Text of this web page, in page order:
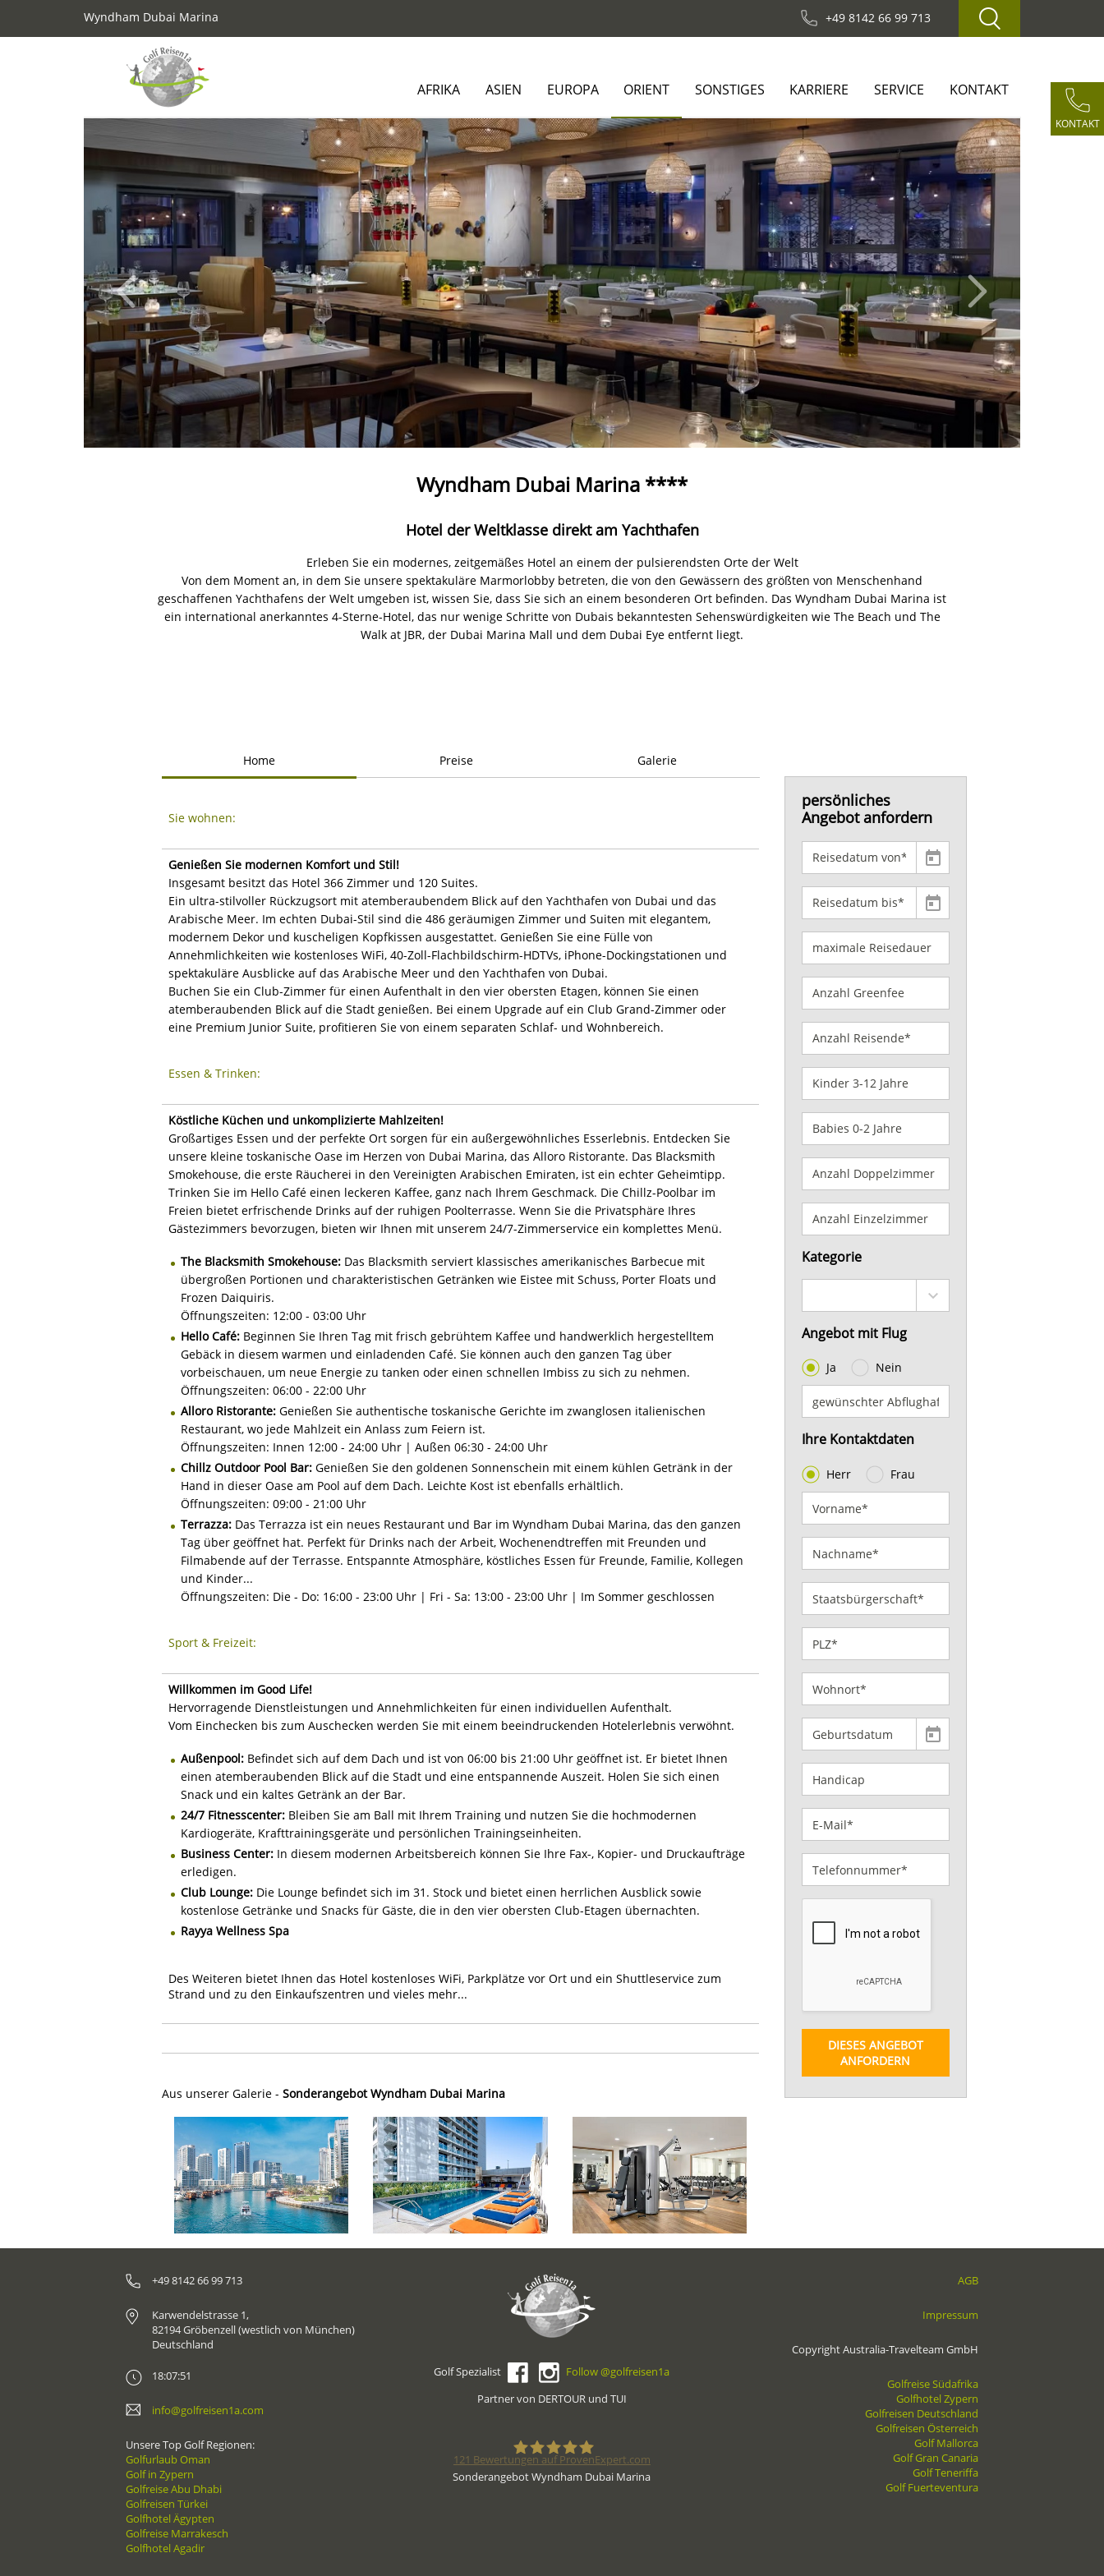
Wyndham Dubai Marina +49 8142 66 99 713
KONTAKT
AFRIKA ASIEN EUROPA ORIENT SONSTIGES KARRIERE SERVICE KONTAKT
Previous Next
Wyndham Dubai Marina ****
Hotel der Weltklasse direkt am Yachthafen
Erleben Sie ein modernes, zeitgemäßes Hotel an einem der pulsierendsten Orte der Welt
Von dem Moment an, in dem Sie unsere spektakuläre Marmorlobby betreten, die von den Gewässern des größten von Menschenhand
geschaffenen Yachthafens der Welt umgeben ist, wissen Sie, dass Sie sich an einem besonderen Ort befinden. Das Wyndham Dubai Marina ist
ein international anerkanntes 4-Sterne-Hotel, das nur wenige Schritte von Dubais bekanntesten Sehenswürdigkeiten wie The Beach und The
Walk at JBR, der Dubai Marina Mall und dem Dubai Eye entfernt liegt.
Home Preise Galerie
Sie wohnen:
Genießen Sie modernen Komfort und Stil!
Insgesamt besitzt das Hotel 366 Zimmer und 120 Suites.
Ein ultra-stilvoller Rückzugsort mit atemberaubendem Blick auf den Yachthafen von Dubai und das
Arabische Meer. Im echten Dubai-Stil sind die 486 geräumigen Zimmer und Suiten mit elegantem,
modernem Dekor und kuscheligen Kopfkissen ausgestattet. Genießen Sie eine Fülle von
Annehmlichkeiten wie kostenloses WiFi, 40-Zoll-Flachbildschirm-HDTVs, iPhone-Dockingstationen und
spektakuläre Ausblicke auf das Arabische Meer und den Yachthafen von Dubai.
Buchen Sie ein Club-Zimmer für einen Aufenthalt in den vier obersten Etagen, können Sie einen
atemberaubenden Blick auf die Stadt genießen. Bei einem Upgrade auf ein Club Grand-Zimmer oder
eine Premium Junior Suite, profitieren Sie von einem separaten Schlaf- und Wohnbereich.
Essen & Trinken:
Köstliche Küchen und unkomplizierte Mahlzeiten!
Großartiges Essen und der perfekte Ort sorgen für ein außergewöhnliches Esserlebnis. Entdecken Sie
unsere kleine toskanische Oase im Herzen von Dubai Marina, das Alloro Ristorante. Das Blacksmith
Smokehouse, die erste Räucherei in den Vereinigten Arabischen Emiraten, ist ein echter Geheimtipp.
Trinken Sie im Hello Café einen leckeren Kaffee, ganz nach Ihrem Geschmack. Die Chillz-Poolbar im
Freien bietet erfrischende Drinks auf der ruhigen Poolterrasse. Wenn Sie die Privatsphäre Ihres
Gästezimmers bevorzugen, bieten wir Ihnen mit unserem 24/7-Zimmerservice ein komplettes Menü.
The Blacksmith Smokehouse: Das Blacksmith serviert klassisches amerikanisches Barbecue mit
übergroßen Portionen und charakteristischen Getränken wie Eistee mit Schuss, Porter Floats und
Frozen Daiquiris.
Öffnungszeiten: 12:00 - 03:00 Uhr
Hello Café: Beginnen Sie Ihren Tag mit frisch gebrühtem Kaffee und handwerklich hergestelltem
Gebäck in diesem warmen und einladenden Café. Sie können auch den ganzen Tag über
vorbeischauen, um neue Energie zu tanken oder einen schnellen Imbiss zu sich zu nehmen.
Öffnungszeiten: 06:00 - 22:00 Uhr
Alloro Ristorante: Genießen Sie authentische toskanische Gerichte im zwanglosen italienischen
Restaurant, wo jede Mahlzeit ein Anlass zum Feiern ist.
Öffnungszeiten: Innen 12:00 - 24:00 Uhr | Außen 06:30 - 24:00 Uhr
Chillz Outdoor Pool Bar: Genießen Sie den goldenen Sonnenschein mit einem kühlen Getränk in der
Hand in dieser Oase am Pool auf dem Dach. Leichte Kost ist ebenfalls erhältlich.
Öffnungszeiten: 09:00 - 21:00 Uhr
Terrazza: Das Terrazza ist ein neues Restaurant und Bar im Wyndham Dubai Marina, das den ganzen
Tag über geöffnet hat. Perfekt für Drinks nach der Arbeit, Wochenendtreffen mit Freunden und
Filmabende auf der Terrasse. Entspannte Atmosphäre, köstliches Essen für Freunde, Familie, Kollegen
und Kinder...
Öffnungszeiten: Die - Do: 16:00 - 23:00 Uhr | Fri - Sa: 13:00 - 23:00 Uhr | Im Sommer geschlossen
Sport & Freizeit:
Willkommen im Good Life!
Hervorragende Dienstleistungen und Annehmlichkeiten für einen individuellen Aufenthalt.
Vom Einchecken bis zum Auschecken werden Sie mit einem beeindruckenden Hotelerlebnis verwöhnt.
Außenpool: Befindet sich auf dem Dach und ist von 06:00 bis 21:00 Uhr geöffnet ist. Er bietet Ihnen
einen atemberaubenden Blick auf die Stadt und eine entspannende Auszeit. Holen Sie sich einen
Snack und ein kaltes Getränk an der Bar.
24/7 Fitnesscenter: Bleiben Sie am Ball mit Ihrem Training und nutzen Sie die hochmodernen
Kardiogeräte, Krafttrainingsgeräte und persönlichen Trainingseinheiten.
Business Center: In diesem modernen Arbeitsbereich können Sie Ihre Fax-, Kopier- und Druckaufträge
erledigen.
Club Lounge: Die Lounge befindet sich im 31. Stock und bietet einen herrlichen Ausblick sowie
kostenlose Getränke und Snacks für Gäste, die in den vier obersten Club-Etagen übernachten.
Rayya Wellness Spa
Des Weiteren bietet Ihnen das Hotel kostenloses WiFi, Parkplätze vor Ort und ein Shuttleservice zum
Strand und zu den Einkaufszentren und vieles mehr...
Aus unserer Galerie - Sonderangebot Wyndham Dubai Marina
persönliches
Angebot anfordern
Kategorie
Angebot mit Flug
Ja Nein
Ihre Kontaktdaten
Herr Frau
DIESES ANGEBOT
ANFORDERN
+49 8142 66 99 713
Karwendelstrasse 1,
82194 Gröbenzell (westlich von München)
Deutschland
18:07:51
info@golfreisen1a.com
Unsere Top Golf Regionen:
Golfurlaub Oman
Golf in Zypern
Golfreise Abu Dhabi
Golfreisen Türkei
Golfhotel Ägypten
Golfreise Marrakesch
Golfhotel Agadir
Golf Spezialist
Follow @golfreisen1a
Partner von DERTOUR und TUI
121 Bewertungen auf ProvenExpert.com
Sonderangebot Wyndham Dubai Marina
AGB
Impressum
Copyright Australia-Travelteam GmbH
Golfreise Südafrika
Golfhotel Zypern
Golfreisen Deutschland
Golfreisen Österreich
Golf Mallorca
Golf Gran Canaria
Golf Teneriffa
Golf Fuerteventura